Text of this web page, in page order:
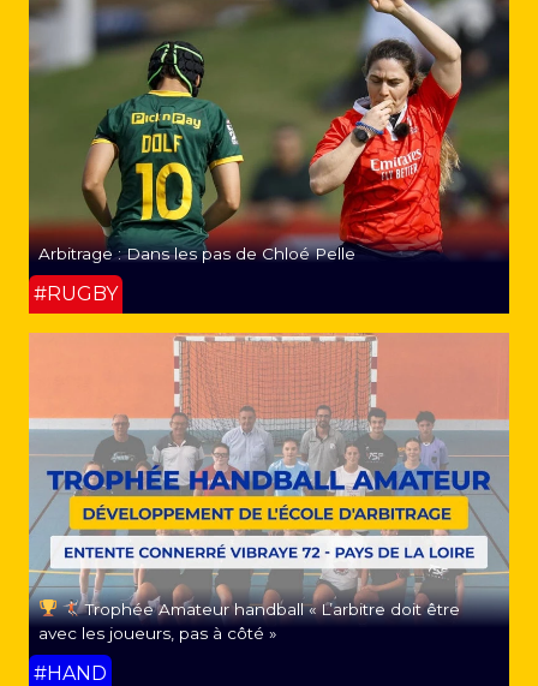
Arbitrage : Dans les pas de Chloé Pelle
#RUGBY
Trophée Amateur handball « L’arbitre doit être
avec les joueurs, pas à côté »
#HAND